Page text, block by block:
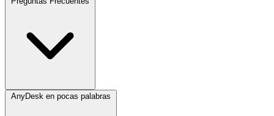
AnyDesk en pocas palabras